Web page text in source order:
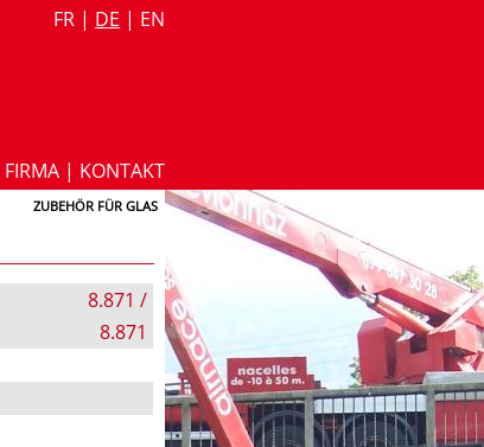
FR | DE | EN
FIRMA | KONTAKT
ZUBEHÖR FÜR GLAS
8.871 /
8.871